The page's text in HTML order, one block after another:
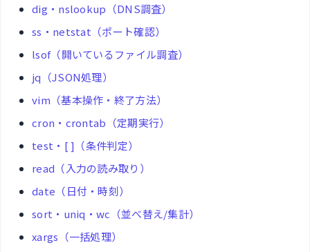
dig・nslookup（DNS調査）
ss・netstat（ポート確認）
lsof（開いているファイル調査）
jq（JSON処理）
vim（基本操作・終了方法）
cron・crontab（定期実行）
test・[ ]（条件判定）
read（入力の読み取り）
date（日付・時刻）
sort・uniq・wc（並べ替え/集計）
xargs（一括処理）